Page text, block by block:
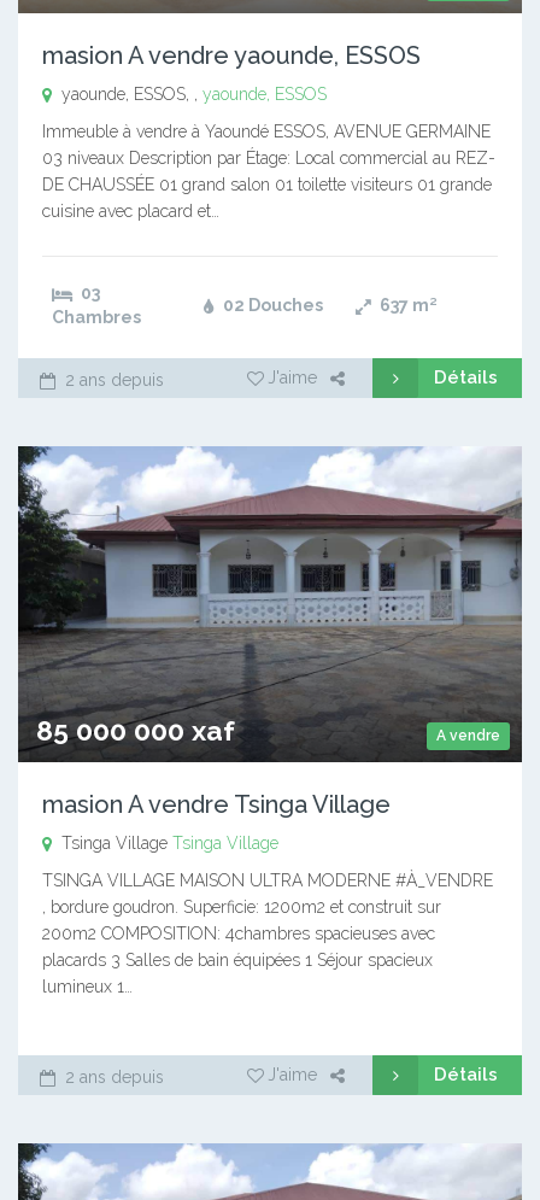
masion A vendre yaounde, ESSOS
yaounde, ESSOS, , yaounde, ESSOS
Immeuble à vendre à Yaoundé ESSOS, AVENUE GERMAINE
03 niveaux Description par Étage: Local commercial au REZ-
DE CHAUSSÉE 01 grand salon 01 toilette visiteurs 01 grande
cuisine avec placard et…
03
Chambres
02 Douches 637 m²
2 ans depuis J'aime Détails
A vendre
85 000 000 xaf
masion A vendre Tsinga Village
Tsinga Village Tsinga Village
TSINGA VILLAGE MAISON ULTRA MODERNE #À_VENDRE
, bordure goudron. Superficie: 1200m2 et construit sur
200m2 COMPOSITION: 4chambres spacieuses avec
placards 3 Salles de bain équipées 1 Séjour spacieux
lumineux 1…
2 ans depuis J'aime Détails